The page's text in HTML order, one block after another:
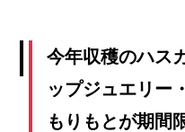
今年収穫のハス
ップジュエリー
もりもとが期間